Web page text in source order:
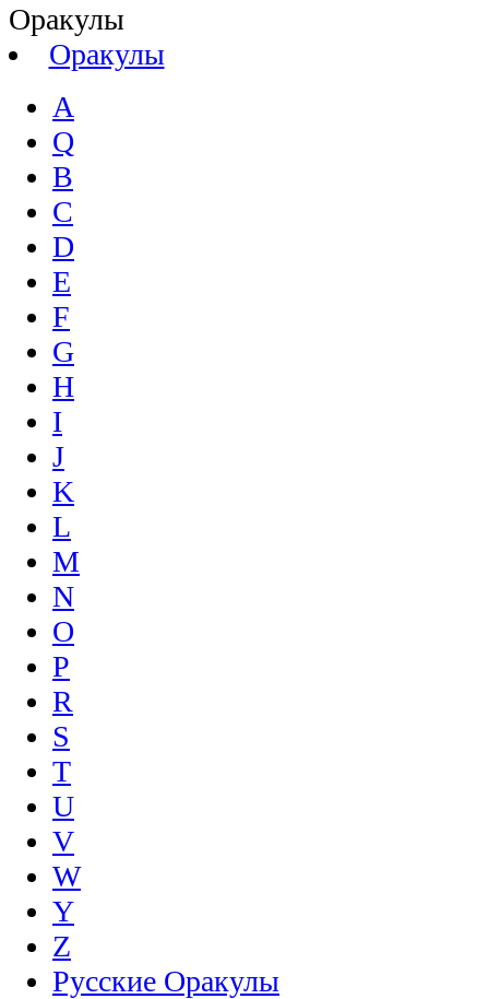
Оракулы
Оракулы
A
Q
B
C
D
E
F
G
H
I
J
K
L
M
N
O
P
R
S
T
U
V
W
Y
Z
Русские Оракулы